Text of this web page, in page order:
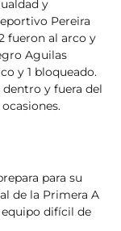
y
Pereira
fueron al arco y
Aguilas
y 1 bloqueado.
y fuera del
para su
de la Primera A
difícil de